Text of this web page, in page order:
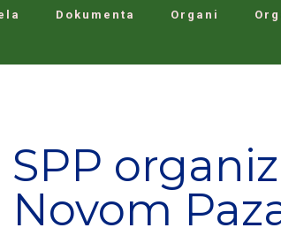
Dokumenta Organi
SPP
Novom